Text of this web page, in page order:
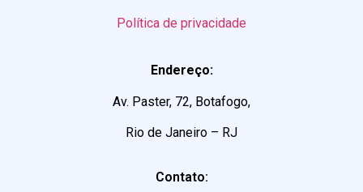
Política de privacidade
Endereço:
Av. Paster, 72, Botafogo,
Rio de Janeiro – RJ
Contato: